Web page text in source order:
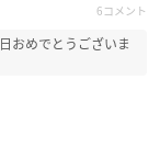
6コメント
おめでとうございま